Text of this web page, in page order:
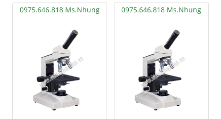
0975.646.818 Ms.Nhung 0975.646.818 Ms.Nhung